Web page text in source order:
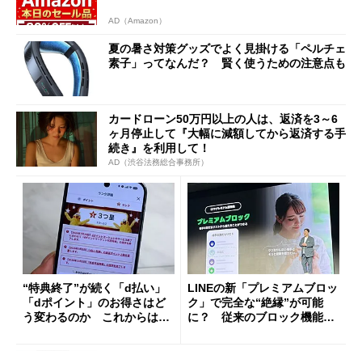
AD（Amazon）
夏の暑さ対策グッズでよく見掛ける「ペルチェ
素子」ってなんだ？ 賢く使うための注意点も
カードローン50万円以上の人は、返済を3～6
ヶ月停止して『大幅に減額してから返済する手
続き』を利用して！
AD（渋谷法務総合事務所）
“特典終了”が続く「d払い」
「dポイント」のお得さはど
う変わるのか これからは
LINEの新「プレミアムブロッ
ク」で完全な“絶縁”が可能
に？ 従来のブロック機能と